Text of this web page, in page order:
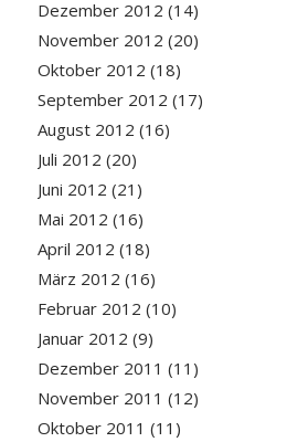
Dezember 2012 (14)
November 2012 (20)
Oktober 2012 (18)
September 2012 (17)
August 2012 (16)
Juli 2012 (20)
Juni 2012 (21)
Mai 2012 (16)
April 2012 (18)
März 2012 (16)
Februar 2012 (10)
Januar 2012 (9)
Dezember 2011 (11)
November 2011 (12)
Oktober 2011 (11)